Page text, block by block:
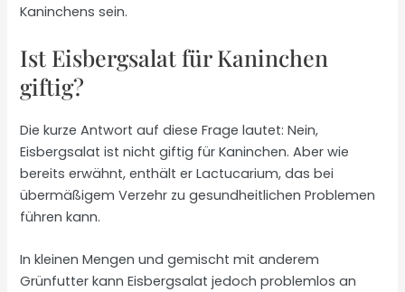
Kaninchens sein.
Ist Eisbergsalat für Kaninchen
giftig?
Die kurze Antwort auf diese Frage lautet: Nein,
Eisbergsalat ist nicht giftig für Kaninchen. Aber wie
bereits erwähnt, enthält er Lactucarium, das bei
übermäßigem Verzehr zu gesundheitlichen Problemen
führen kann.
In kleinen Mengen und gemischt mit anderem
Grünfutter kann Eisbergsalat jedoch problemlos an